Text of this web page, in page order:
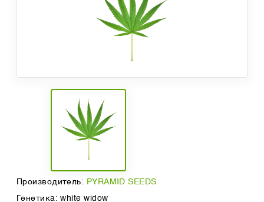
Производитель: PYRAMID SEEDS
Генетика: white widow